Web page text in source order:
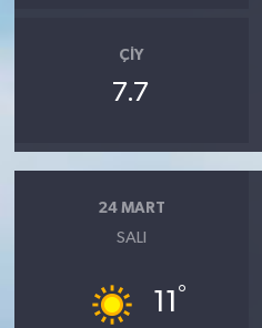
ÇIY
7.7
24 MART
SALI
11 °